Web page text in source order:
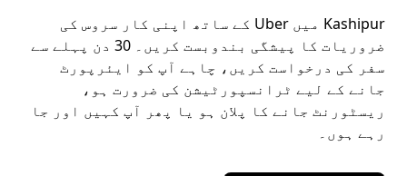
Kashipur میں Uber کے ساتھ اپنی کار سروس کی
ضروریات کا پیشگی بندوبست کریں۔ 30 دن پہلے سے
سفر کی درخواست کریں، چاہے آپ کو ایئرپورٹ
جانے کے لیے ٹرانسپورٹیشن کی ضرورت ہو،
ریسٹورنٹ جانے کا پلان ہو یا پھر آپ کہیں اور جا
رہے ہوں۔